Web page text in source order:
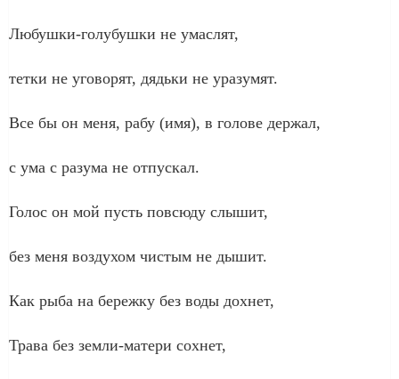
Любушки-голубушки не умаслят,
тетки не уговорят, дядьки не уразумят.
Все бы он меня, рабу (имя), в голове держал,
с ума с разума не отпускал.
Голос он мой пусть повсюду слышит,
без меня воздухом чистым не дышит.
Как рыба на бережку без воды дохнет,
Трава без земли-матери сохнет,